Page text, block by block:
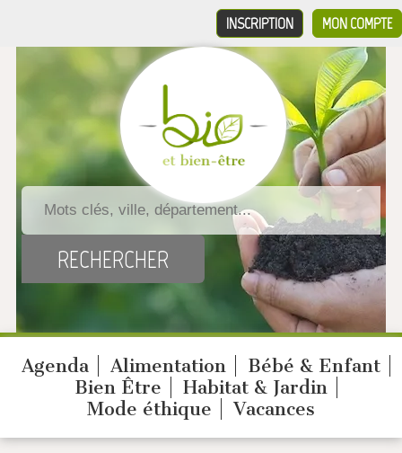
MON COMPTE
INSCRIPTION
Agenda Alimentation
Bébé & Enfant
Bien Être
Habitat & Jardin
Mode éthique
Vacances